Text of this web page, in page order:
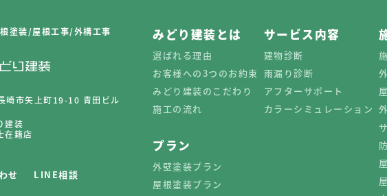
塗装/屋根工事/外構工事
崎市矢上町19-10 青田ビル
建装
在籍店
せ LINE相談
みどり建装とは
選ばれる理由
お客様への3つのお約束
みどり建装のこだわり
施工の流れ
プラン
外壁塗装プラン
屋根塗装プラン
サービス内容
建物診断
雨漏り診断
アフターサポート
カラーシミュレーション